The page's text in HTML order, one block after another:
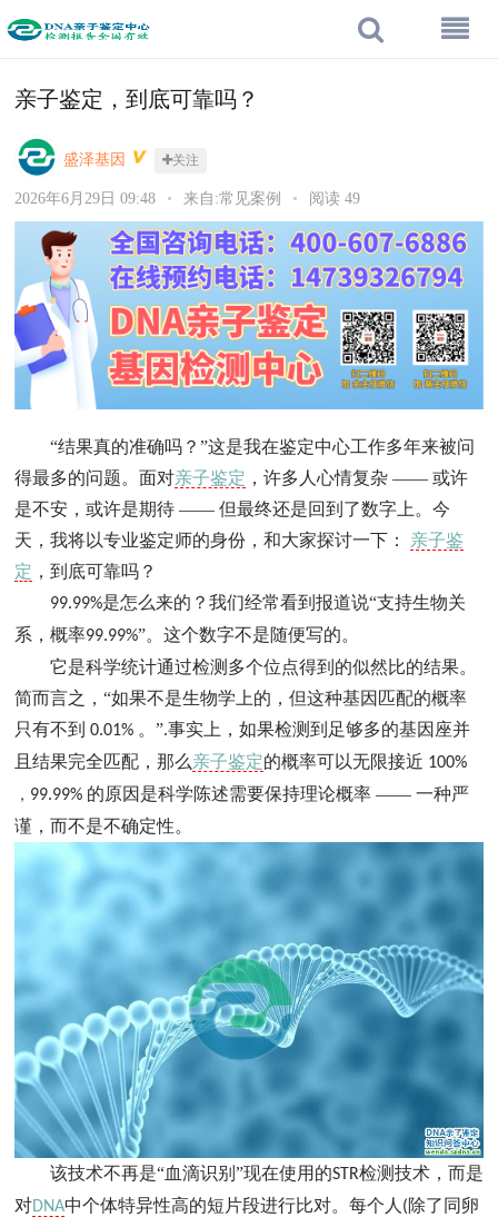
亲子鉴定，到底可靠吗？
盛泽基因 关注
2026年6月29日 09:48 • 来自:常见案例 • 阅读 49
“结果真的准确吗？”这是我在鉴定中心工作多年来被问
得最多的问题。面对亲子鉴定 ，许多人心情复杂 —— 或许
是不安，或许是期待 —— 但最终还是回到了数字上。今
天，我将以专业鉴定师的身份，和大家探讨一下： 亲子鉴
定 ，到底可靠吗？
99.99%是怎么来的？我们经常看到报道说“支持生物关
系，概率99.99%”。这个数字不是随便写的。
它是科学统计通过检测多个位点得到的似然比的结果。
简而言之，“如果不是生物学上的，但这种基因匹配的概率
只有不到 0.01% 。”.事实上，如果检测到足够多的基因座并
且结果完全匹配，那么亲子鉴定的概率可以无限接近 100%
， 99.99% 的原因是科学陈述需要保持理论概率 —— 一种严
谨，而不是不确定性。
该技术不再是“血滴识别”现在使用的STR检测技术，而是
对DNA中个体特异性高的短片段进行比对。每个人 (除了同卵